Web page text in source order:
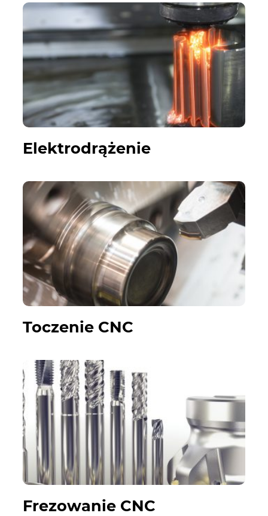
Elektrodrążenie
Toczenie CNC
Frezowanie CNC